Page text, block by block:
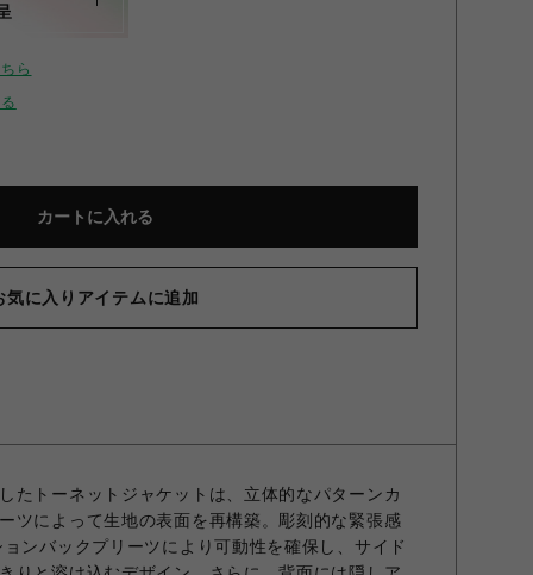
ら
カートに入れる
気に入りアイテムに追加
たトーネットジャケットは、立体的なパターンカ
ツによって生地の表面を再構築。彫刻的な緊張感
ンバックプリーツにより可動性を確保し、サイド